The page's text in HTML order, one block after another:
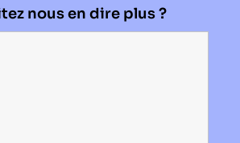
nous en dire plus ?